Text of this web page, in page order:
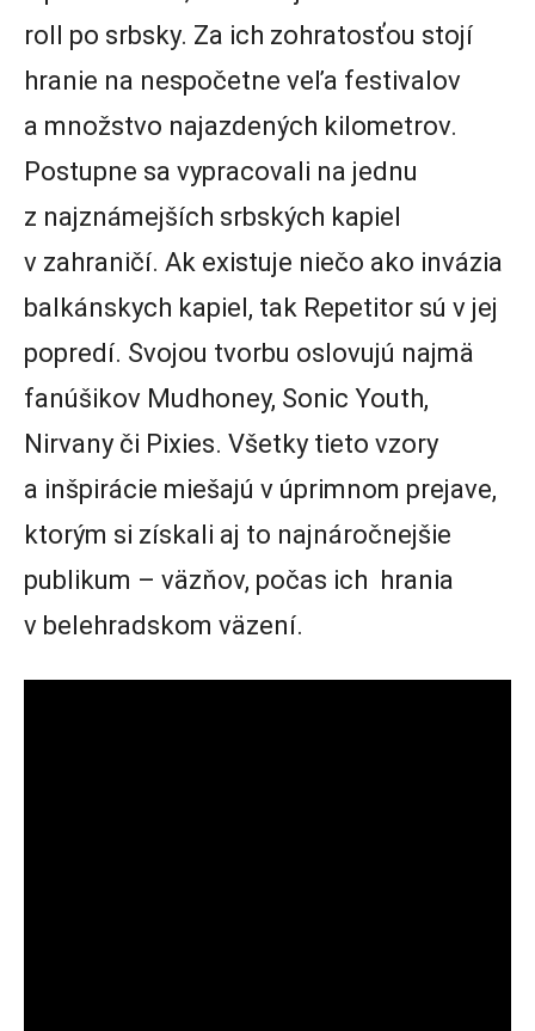
roll po srbsky. Za ich zohratosťou stojí
hranie na nespočetne veľa festivalov
a množstvo najazdených kilometrov.
Postupne sa vypracovali na jednu
z najznámejších srbských kapiel
v zahraničí. Ak existuje niečo ako invázia
balkánskych kapiel, tak Repetitor sú v jej
popredí. Svojou tvorbu oslovujú najmä
fanúšikov Mudhoney, Sonic Youth,
Nirvany či Pixies. Všetky tieto vzory
a inšpirácie miešajú v úprimnom prejave,
ktorým si získali aj to najnáročnejšie
publikum – väzňov, počas ich hrania
v belehradskom väzení.